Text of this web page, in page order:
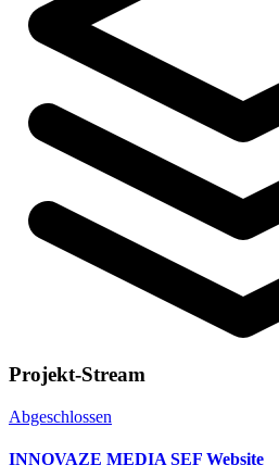
Projekt-Stream
Abgeschlossen
INNOVAZE MEDIA SEF Website